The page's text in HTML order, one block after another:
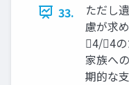
33.
ただし
慮が求
4/4の
家族へ
期的な